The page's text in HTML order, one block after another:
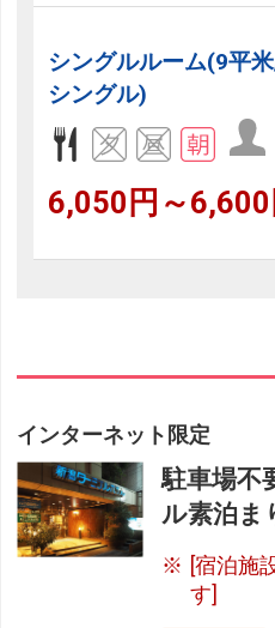
シングルルーム(9平
シングル)
6,050円～6,600
インターネット限定
駐車場不
ル素泊ま
[宿泊施
す]